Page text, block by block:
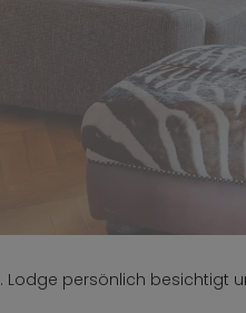
Lodge persönlich besichtigt